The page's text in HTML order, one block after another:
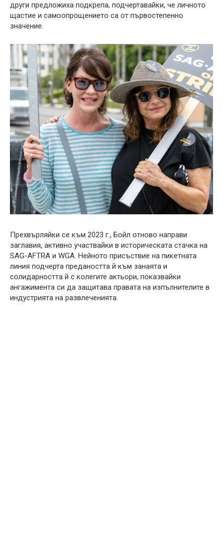
други предложиха подкрепа, подчертавайки, че личното
щастие и самоопрощението са от първостепенно
значение.
Прехвърляйки се към 2023 г., Бойл отново направи
заглавия, активно участвайки в историческата стачка на
SAG-AFTRA и WGA. Нейното присъствие на пикетната
линия подчерта предаността й към занаята и
солидарността й с колегите актьори, показвайки
ангажимента си да защитава правата на изпълнителите в
индустрията на развлеченията.